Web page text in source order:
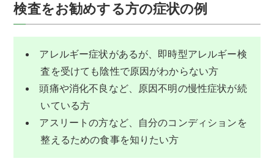
検査をお勧めする方の症状の例
アレルギー症状があるが、即時型アレルギー検
査を受けても陰性で原因がわからない方
頭痛や消化不良など、原因不明の慢性症状が続
いている方
アスリートの方など、自分のコンディションを
整えるための食事を知りたい方